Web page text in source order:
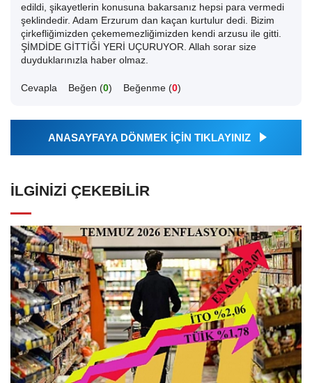
edildi, şikayetlerin konusuna bakarsanız hepsi para vermedi
şeklindedir. Adam Erzurum dan kaçan kurtulur dedi. Bizim
çirkefliğimizden çekememezliğimizden kendi arzusu ile gitti.
ŞİMDİDE GİTTİĞİ YERİ UÇURUYOR. Allah sorar size
duyduklarınızla haber olmaz.
Cevapla Beğen (0) Beğenme (0)
ANASAYFAYA DÖNMEK İÇİN TIKLAYINIZ
İLGINIZI ÇEKEBILIR